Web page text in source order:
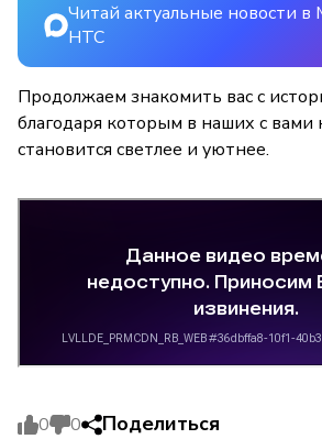
Читай актуальные новости в
НТС
Продолжаем знакомить вас с
благодаря которым в наших с вами
становится светлее и уютнее.
0 0 Поделиться